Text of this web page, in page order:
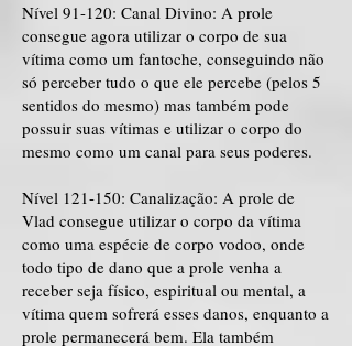
Nível 91-120: Canal Divino: A prole
consegue agora utilizar o corpo de sua
vítima como um fantoche, conseguindo não
só perceber tudo o que ele percebe (pelos 5
sentidos do mesmo) mas também pode
possuir suas vítimas e utilizar o corpo do
mesmo como um canal para seus poderes.
Nível 121-150: Canalização: A prole de
Vlad consegue utilizar o corpo da vítima
como uma espécie de corpo vodoo, onde
todo tipo de dano que a prole venha a
receber seja físico, espiritual ou mental, a
vítima quem sofrerá esses danos, enquanto a
prole permanecerá bem. Ela também